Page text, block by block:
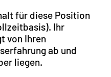
für diese Position
Ihr
von Ihren
ab und
liegen.